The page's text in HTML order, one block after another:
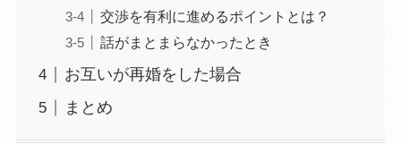
交渉を有利に進めるポイントとは？
話がまとまらなかったとき
お互いが再婚をした場合
まとめ